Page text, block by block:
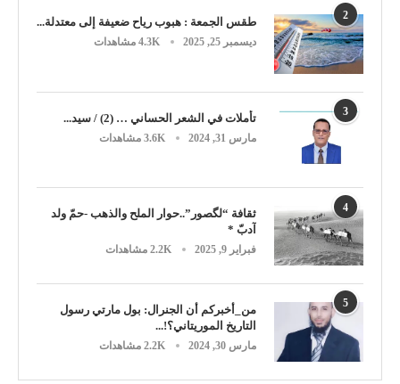
2 طقس الجمعة : هبوب رياح ضعيفة إلى معتدلة...
ديسمبر 25, 2025 4.3K مشاهدات
3 تأملات في الشعر الحساني … (2) / سيد...
مارس 31, 2024 3.6K مشاهدات
4
ثقافة “لگصور”..حوار الملح والذهب -حمّ ولد
آدبّ *
فبراير 9, 2025 2.2K مشاهدات
5
من_أخبركم أن الجنرال: بول مارتي رسول
التاريخ الموريتاني؟!...
مارس 30, 2024 2.2K مشاهدات